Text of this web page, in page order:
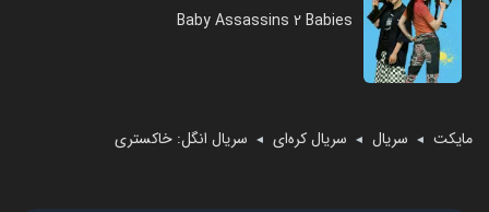
Baby Assassins 2 Babies
مایکت ◄ سریال ◄ سریال کره‌ای ◄ سریال انگل: خاکستری